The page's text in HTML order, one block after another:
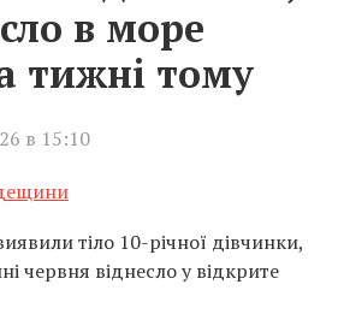
в море
тижні тому
в 15:10
тіло 10-річної дівчинки,
червня віднесло у відкрите